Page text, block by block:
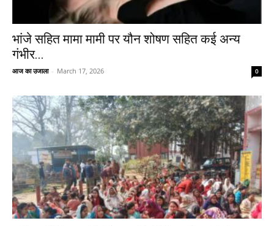
भांजे सहित मामा मामी पर यौन शोषण सहित कई अन्य
गंभीर...
आज का उजाला - March 17, 2026 0